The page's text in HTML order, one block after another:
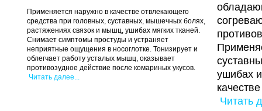
Применяется наружно в качестве отвлекающего
средства при головных, суставных, мышечных болях,
растяжениях связок и мышц, ушибах мягких тканей.
Снимает симптомы простуды и устраняет
неприятные ощущения в носоглотке. Тонизирует и
облегчает работу усталых мышц, оказывает
противозудное действие после комариных укусов.
Читать далее...
ушибах
Читать